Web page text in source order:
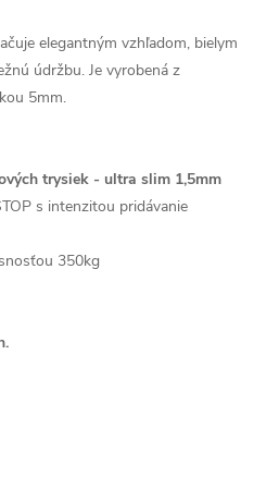
elegantným vzhľadom, bielym
údržbu. Je vyrobená z
5mm.
trysiek - ultra slim 1,5mm
s intenzitou pridávanie
350kg